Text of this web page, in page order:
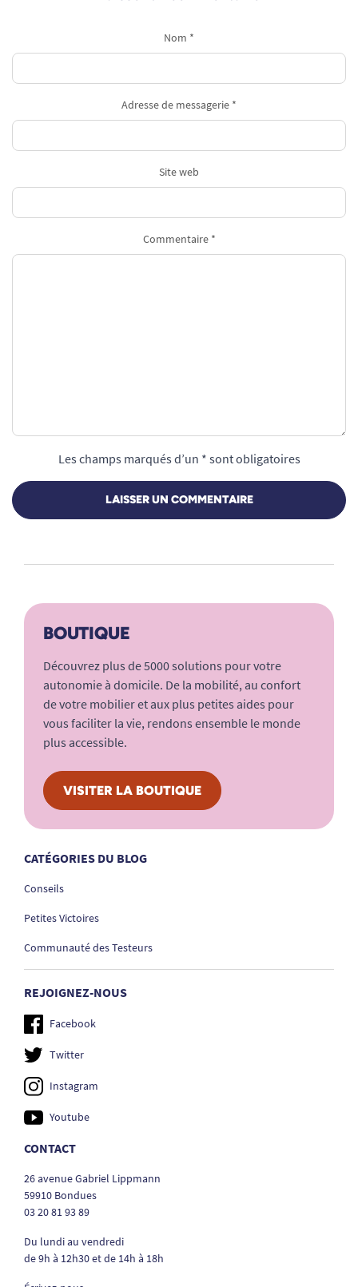
Nom *
Adresse de messagerie *
Site web
Commentaire *
Les champs marqués d’un * sont obligatoires
LAISSER UN COMMENTAIRE
BOUTIQUE
Découvrez plus de 5000 solutions pour votre
autonomie à domicile. De la mobilité, au confort
de votre mobilier et aux plus petites aides pour
vous faciliter la vie, rendons ensemble le monde
plus accessible.
VISITER LA BOUTIQUE
CATÉGORIES DU BLOG
Conseils
Petites Victoires
Communauté des Testeurs
REJOIGNEZ-NOUS
Facebook
Twitter
Instagram
Youtube
CONTACT
26 avenue Gabriel Lippmann
59910 Bondues
03 20 81 93 89
Du lundi au vendredi
de 9h à 12h30 et de 14h à 18h